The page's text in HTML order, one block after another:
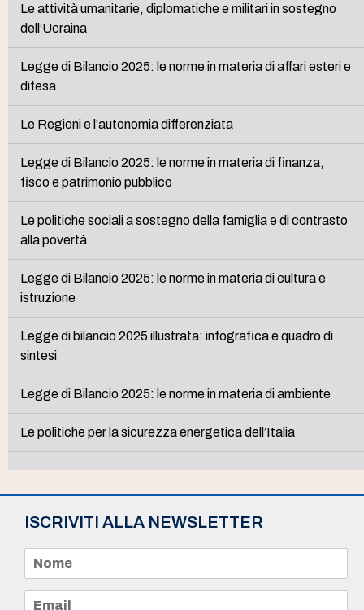
Le attività umanitarie, diplomatiche e militari in sostegno
dell’Ucraina
Legge di Bilancio 2025: le norme in materia di affari esteri e
difesa
Le Regioni e l’autonomia differenziata
Legge di Bilancio 2025: le norme in materia di finanza,
fisco e patrimonio pubblico
Le politiche sociali a sostegno della famiglia e di contrasto
alla povertà
Legge di Bilancio 2025: le norme in materia di cultura e
istruzione
Legge di bilancio 2025 illustrata: infografica e quadro di
sintesi
Legge di Bilancio 2025: le norme in materia di ambiente
Le politiche per la sicurezza energetica dell’Italia
ISCRIVITI ALLA NEWSLETTER
m
e